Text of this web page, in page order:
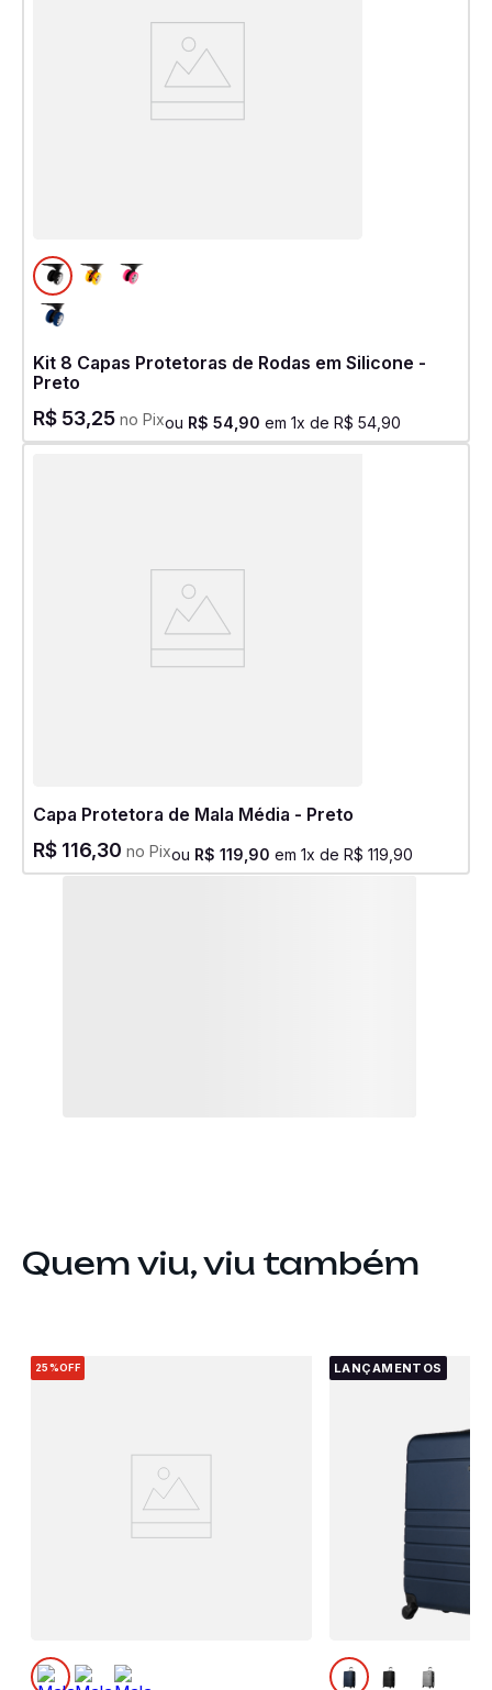
Kit 8 Capas Protetoras de Rodas em Silicone -
Preto
R$ 53,25 no Pixou R$ 54 90 em 1x de R$ 54 90
Capa Protetora de Mala Média - Preto
R$ 116,30 no Pixou R$ 119 90 em 1x de R$ 119 90
Quem viu, viu também
25%OFF LANÇAMENTOS